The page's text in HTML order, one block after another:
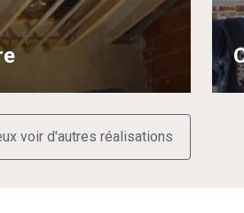
voir d'autres réalisations